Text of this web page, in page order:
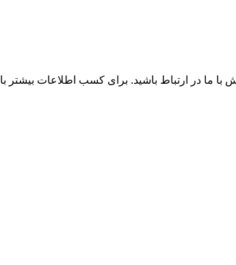
ما در ارتباط باشید. برای کسب اطلاعات بیشتر با